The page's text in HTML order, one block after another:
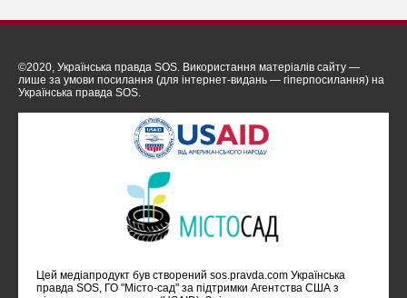
©2020, Українська правда SOS. Використання матеріалів сайту —
лише за умови посилання (для інтернет-видань — гіперпосилання) на
Українська правда SOS.
Цей медіапродукт був створений sos.pravda.com Українська
правда SOS, ГО "Місто-сад" за підтримки Агентства США з